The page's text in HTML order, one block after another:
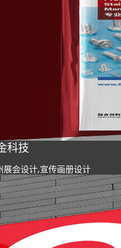
科技
会设计,宣传画册设计